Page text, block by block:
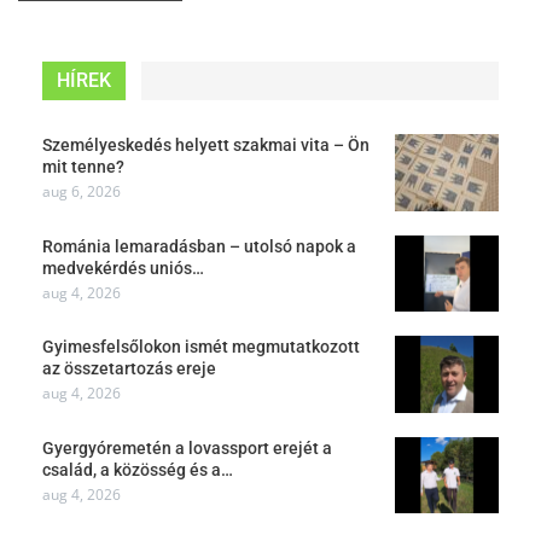
HÍREK
Személyeskedés helyett szakmai vita – Ön
mit tenne?
aug 6, 2026
Románia lemaradásban – utolsó napok a
medvekérdés uniós…
aug 4, 2026
Gyimesfelsőlokon ismét megmutatkozott
az összetartozás ereje
aug 4, 2026
Gyergyóremetén a lovassport erejét a
család, a közösség és a…
aug 4, 2026